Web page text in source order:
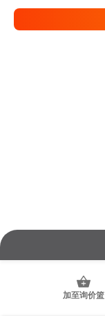
加至询价篮